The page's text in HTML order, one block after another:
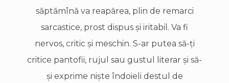
săptămînă va reapărea, plin de remarci
sarcastice, prost dispus şi iritabil. Va fi
nervos, critic şi meschin. S-ar putea să-ţi
critice pantofii, rujul sau gustul literar şi să-
şi exprime nişte îndoieli destul de